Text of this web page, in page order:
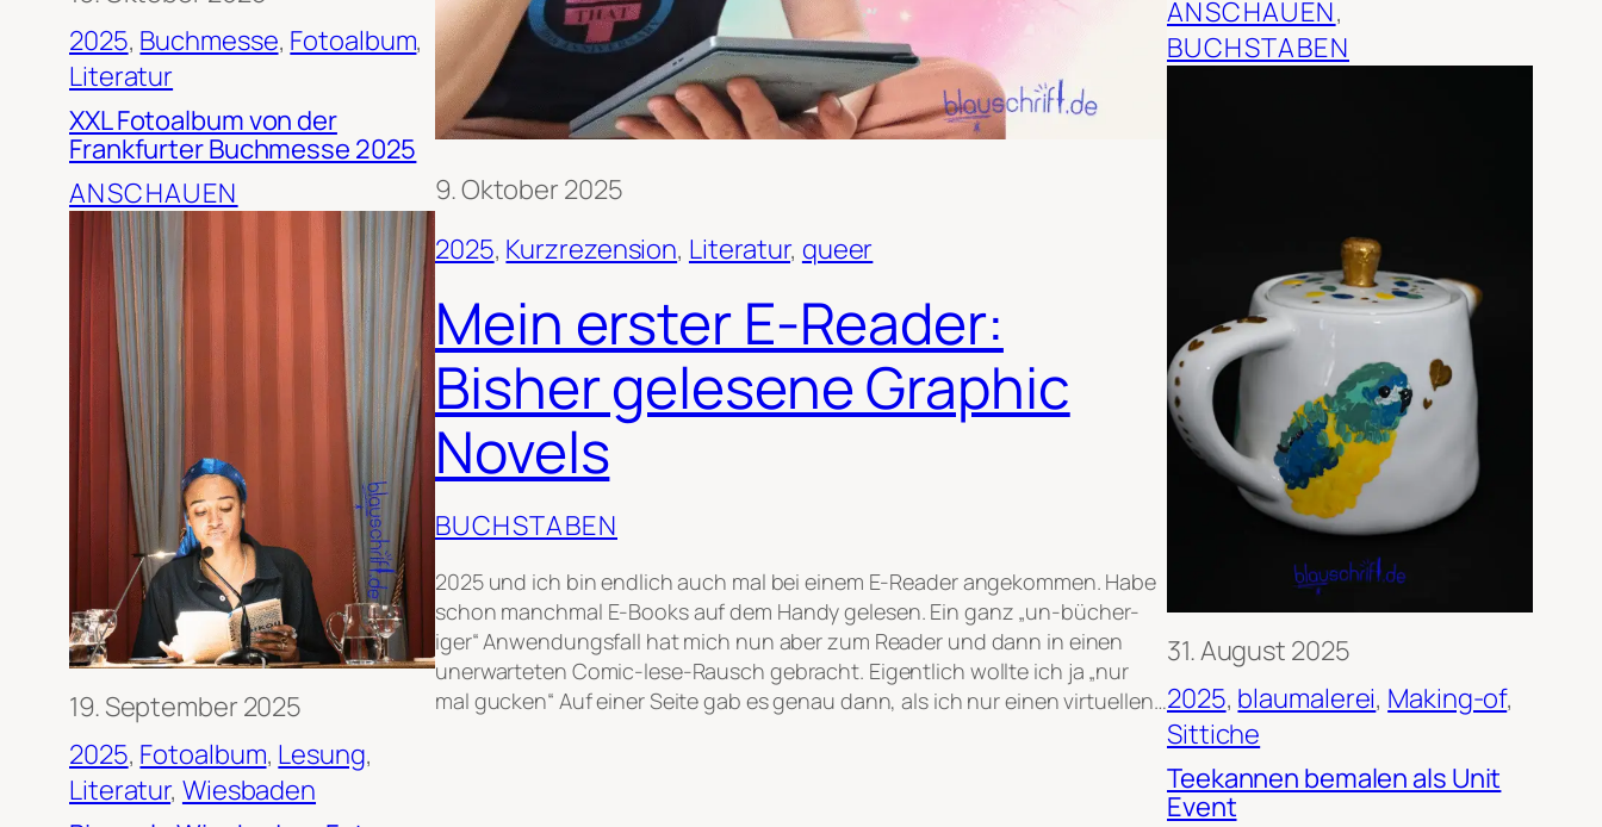
2025, Buchmesse, Fotoalbum
Literatur
XXL Fotoalbum von der
Frankfurter Buchmesse 2025
ANSCHAUEN
19. September 2025
2025, Fotoalbum, Lesung
Literatur, Wiesbaden
9. Oktober 2025
2025, Kurzrezension, Literatur, queer
Mein erster E-Reader:
Bisher gelesene Graphic
Novels
BUCHSTABEN
2025 und ich bin endlich auch mal bei einem E-Reader angekommen. Habe
schon manchmal E-Books auf dem Handy gelesen. Ein ganz „un-bücher-
iger“ Anwendungsfall hat mich nun aber zum Reader und dann in einen
unerwarteten Comic-lese-Rausch gebracht. Eigentlich wollte ich ja „nur
mal gucken“ Auf einer Seite gab es genau dann, als ich nur einen virtuellen…
ANSCHAUEN
BUCHSTABEN
31. August 2025
2025, blaumalerei, Making-of
Sittiche
Teekannen bemalen als Unit
Event